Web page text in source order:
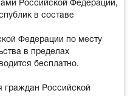
Российской Федерации,
в составе
Федерации по месту
в пределах
бесплатно.
граждан Российской